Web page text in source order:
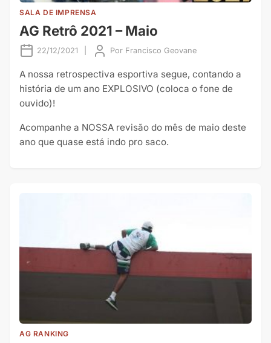
SALA DE IMPRENSA
AG Retrô 2021 – Maio
22/12/2021 Por Francisco Geovane
A nossa retrospectiva esportiva segue, contando a
história de um ano EXPLOSIVO (coloca o fone de
ouvido)!
Acompanhe a NOSSA revisão do mês de maio deste
ano que quase está indo pro saco.
AG RANKING